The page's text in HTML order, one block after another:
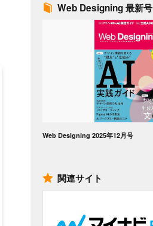
Web Designing 最新号
Web Designing 2025年12月号
関連サイト